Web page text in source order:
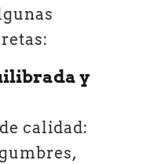
y
calidad: